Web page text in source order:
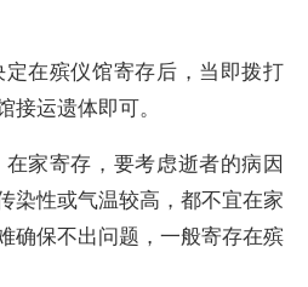
在殡仪馆寄存后，当即拨打
运遗体即可。
家寄存，要考虑逝者的病因
染性或气温较高，都不宜在家
确保不出问题，一般寄存在殡